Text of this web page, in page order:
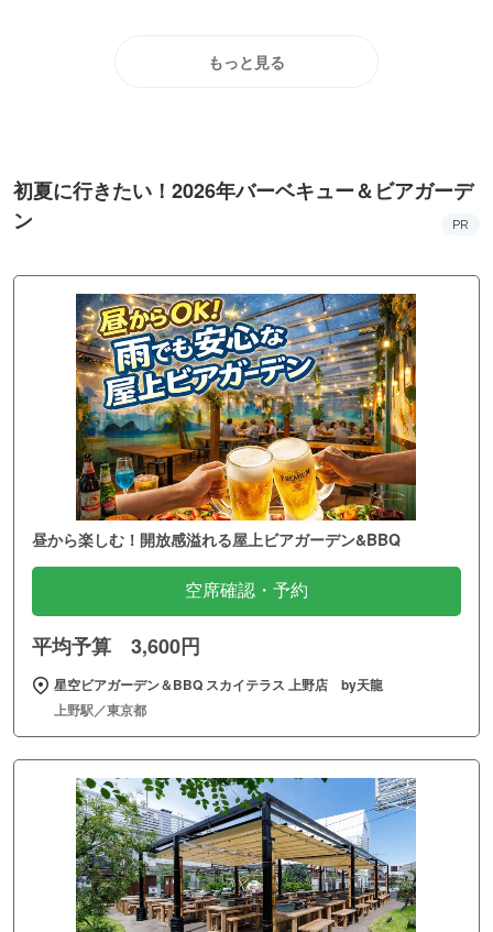
もっと見る
初夏に行きたい！2026年バーベキュー＆ビアガーデ
ン
PR
昼から楽しむ！開放感溢れる屋上ビアガーデン&BBQ
空席確認・予約
平均予算 3,600円
星空ビアガーデン＆BBQ スカイテラス 上野店 by天龍
上野駅／東京都